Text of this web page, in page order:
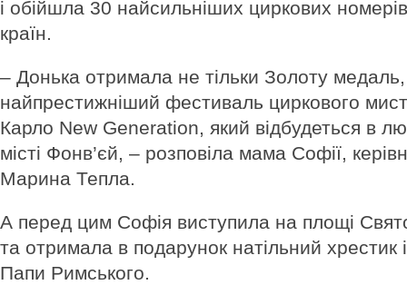
і обійшла 30 найсильніших циркових номерів
країн.
– Донька отримала не тільки Золоту
найпрестижніший фестиваль циркового
Карло New Generation, який відбудеться в
місті Фонв’єй, – розповіла мама Софії,
Марина Тепла.
А перед цим Софія виступила на площі
та отримала в подарунок натільний хрестик
Папи Римського.